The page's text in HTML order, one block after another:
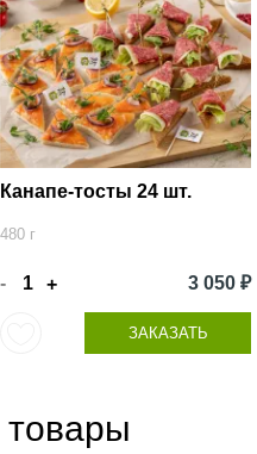
Канапе-тосты 24 шт.
480 г
- + 3 050 ₽
ЗАКАЗАТЬ